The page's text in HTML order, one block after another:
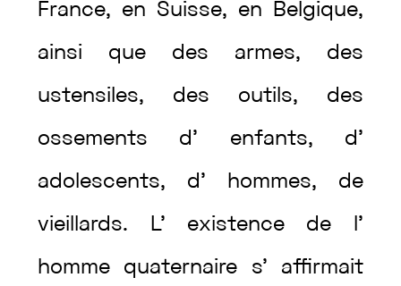
France, en Suisse, en Belgique,
ainsi que des armes, des
ustensiles, des outils, des
ossements d’ enfants, d’
adolescents, d’ hommes, de
vieillards. L’ existence de l’
homme quaternaire s’ affirmait